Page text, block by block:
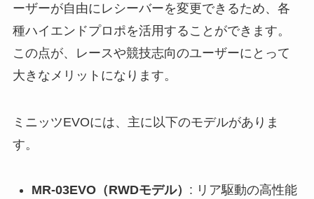
ーザーが自由にレシーバーを変更できるため、各
種ハイエンドプロポを活用することができます。
この点が、レースや競技志向のユーザーにとって
大きなメリットになります。
ミニッツEVOには、主に以下のモデルがありま
す。
MR-03EVO（RWDモデル） : リア駆動の高性能